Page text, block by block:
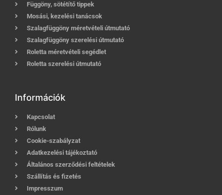
Függöny, sötétítő tippek
Mosási, kezelési tanácsok
Szalagfüggöny méretvételi útmutató
Szalagfüggöny szerelési útmutató
Roletta méretvételi segédlet
Roletta szerelési útmutató
Információk
Kapcsolat
Rólunk
Cookie-szabályzat
Adatkezelési tájékoztató
Általános szerződési feltételek
Szállítás és fizetés
Impresszum